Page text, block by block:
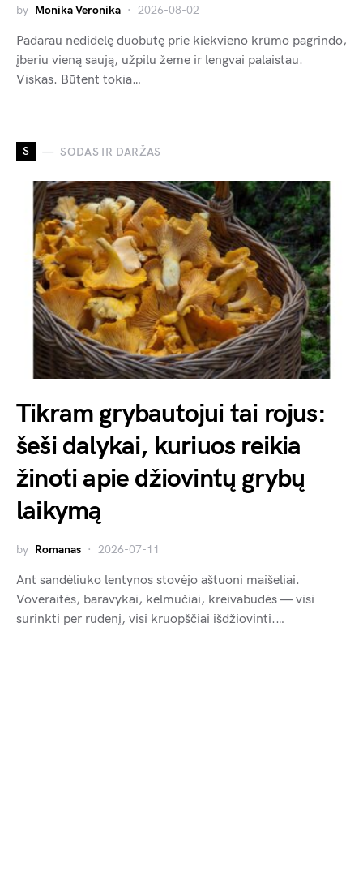
by Monika Veronika 2026-08-02
Padarau nedidelę duobutę prie kiekvieno krūmo pagrindo,
įberiu vieną saują, užpilu žeme ir lengvai palaistau.
Viskas. Būtent tokia…
S SODAS IR DARŽAS
Tikram grybautojui tai rojus:
šeši dalykai, kuriuos reikia
žinoti apie džiovintų grybų
laikymą
by Romanas 2026-07-11
Ant sandėliuko lentynos stovėjo aštuoni maišeliai.
Voveraitės, baravykai, kelmučiai, kreivabudės — visi
surinkti per rudenį, visi kruopščiai išdžiovinti.…